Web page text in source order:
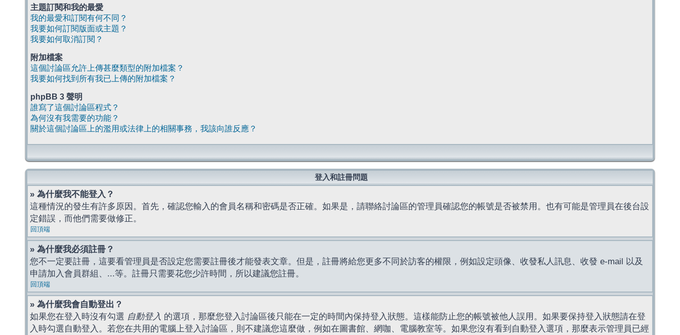
主題訂閱和我的最愛
我的最愛和訂閱有何不同？
我要如何訂閱版面或主題？
我要如何取消訂閱？
附加檔案
這個討論區允許上傳甚麼類型的附加檔案？
我要如何找到所有我已上傳的附加檔案？
phpBB 3 聲明
誰寫了這個討論區程式？
為何沒有我需要的功能？
關於這個討論區上的濫用或法律上的相關事務，我該向誰反應？
登入和註冊問題
» 為什麼我不能登入？
這種情況的發生有許多原因。首先，確認您輸入的會員名稱和密碼是否正確。如果是，請聯絡討論區的管理員確認您的帳號是否被禁用。也有可能是管理員在後台設
定錯誤，而他們需要做修正。
回頂端
» 為什麼我必須註冊？
您不一定要註冊，這要看管理員是否設定您需要註冊後才能發表文章。但是，註冊將給您更多不同於訪客的權限，例如設定頭像、收發私人訊息、收發 e-mail 以及
申請加入會員群組、...等。註冊只需要花您少許時間，所以建議您註冊。
回頂端
» 為什麼我會自動登出？
如果您在登入時沒有勾選 自動登入 的選項，那麼您登入討論區後只能在一定的時間內保持登入狀態。這樣能防止您的帳號被他人誤用。如果要保持登入狀態請在登
入時勾選自動登入。若您在共用的電腦上登入討論區，則不建議您這麼做，例如在圖書館、網咖、電腦教室等。如果您沒有看到自動登入選項，那麼表示管理員已經